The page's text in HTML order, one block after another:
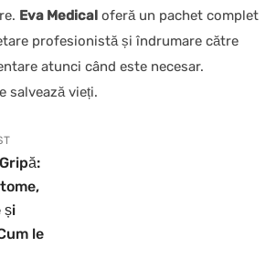
Eva Medical oferă un pachet complet
profesionistă și îndrumare către
atunci când este necesar.
salvează vieți.
și
le